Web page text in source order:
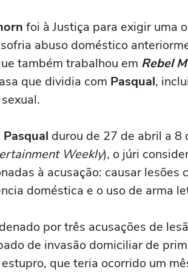
foi à Justiça para exigir uma
abuso doméstico
também trabalhou em Rebel
que dividia com Pasqual,
Pasqual durou de 27 de abril a 8
Weekly), o júri
à acusação: causar
doméstica e o uso de arma
por três acusações de
de invasão domiciliar de
que teria ocorrido um